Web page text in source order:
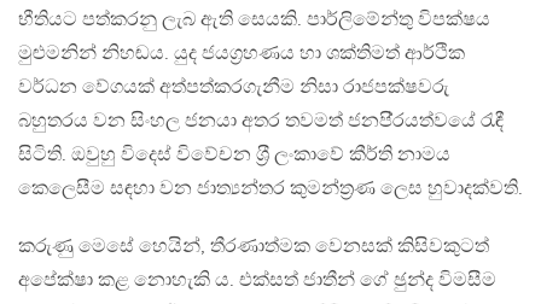
භීතියට පත්කරනු ලැබ ඇති සෙයකි. පාර්ලිමේන්තු විපක්ෂය
මුළුමනින් නිහඬය. යුද ජයග‍්‍රහණය හා ශක්තිමත් ආර්ථික
වර්ධන වේගයක් අත්පත්කරගැනීම නිසා රාජපක්ෂවරු
බහුතරය වන සිංහල ජනයා අතර තවමත් ජනපි‍්‍රයත්වයේ රැඳී
සිටිති. ඔවුහු විදෙස් විවේචන ශ‍්‍රී ලංකාවේ කීර්ති නාමය
කෙලෙසීම සඳහා වන ජාත්‍යන්තර කුමන්ත‍්‍රණ ලෙස හුවාදක්වති.
කරුණු මෙසේ හෙයින්, තීරණාත්මක වෙනසක් කිසිවකුටත්
අපේක්ෂා කළ නොහැකි ය. එක්සත් ජාතීන් ගේ ඡුන්ද විමසීම